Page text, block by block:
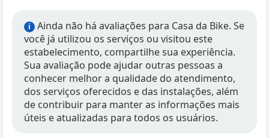
i
Ainda não há avaliações para Casa da Bike. Se
você já utilizou os serviços ou visitou este
estabelecimento, compartilhe sua experiência.
Sua avaliação pode ajudar outras pessoas a
conhecer melhor a qualidade do atendimento,
dos serviços oferecidos e das instalações, além
de contribuir para manter as informações mais
úteis e atualizadas para todos os usuários.